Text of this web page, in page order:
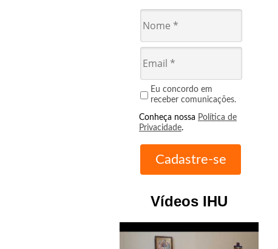
Eu concordo em
receber comunicações.
Conheça nossa Política de
Privacidade.
Vídeos IHU